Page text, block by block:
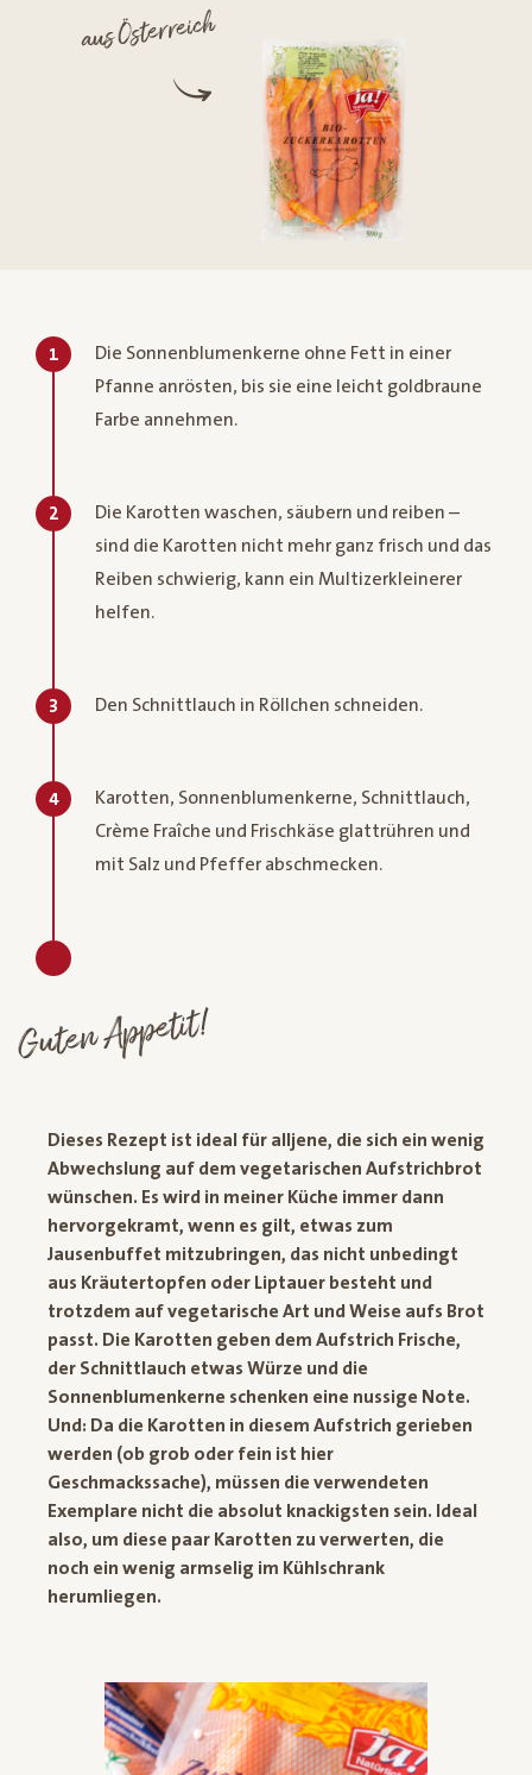
aus Österreich
1
Die Sonnenblumenkerne ohne Fett in einer
Pfanne anrösten, bis sie eine leicht goldbraune
Farbe annehmen.
2
Die Karotten waschen, säubern und reiben –
sind die Karotten nicht mehr ganz frisch und das
Reiben schwierig, kann ein Multizerkleinerer
helfen.
3 Den Schnittlauch in Röllchen schneiden.
4
Karotten, Sonnenblumenkerne, Schnittlauch,
Crème Fraîche und Frischkäse glattrühren und
mit Salz und Pfeffer abschmecken.
Guten Appetit!
Dieses Rezept ist ideal für alljene, die sich ein wenig
Abwechslung auf dem vegetarischen Aufstrichbrot
wünschen. Es wird in meiner Küche immer dann
hervorgekramt, wenn es gilt, etwas zum
Jausenbuffet mitzubringen, das nicht unbedingt
aus Kräutertopfen oder Liptauer besteht und
trotzdem auf vegetarische Art und Weise aufs Brot
passt. Die Karotten geben dem Aufstrich Frische,
der Schnittlauch etwas Würze und die
Sonnenblumenkerne schenken eine nussige Note.
Und: Da die Karotten in diesem Aufstrich gerieben
werden (ob grob oder fein ist hier
Geschmackssache), müssen die verwendeten
Exemplare nicht die absolut knackigsten sein. Ideal
also, um diese paar Karotten zu verwerten, die
noch ein wenig armselig im Kühlschrank
herumliegen.